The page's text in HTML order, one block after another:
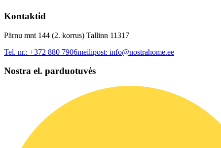
Kontaktid
Pärnu mnt 144 (2. korrus) Tallinn 11317
Tel. nr.: +372 880 7906meilipost: info@nostrahome.ee
Nostra el. parduotuvės